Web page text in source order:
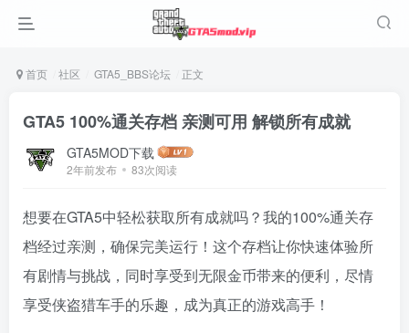
首页 社区 GTA5_BBS论坛 正文
GTA5 100%通关存档 亲测可用 解锁所有成就
GTA5MOD下载
2年前发布 83次阅读
想要在GTA5中轻松获取所有成就吗？我的100%通关存
档经过亲测，确保完美运行！这个存档让你快速体验所
有剧情与挑战，同时享受到无限金币带来的便利，尽情
享受侠盗猎车手的乐趣，成为真正的游戏高手！